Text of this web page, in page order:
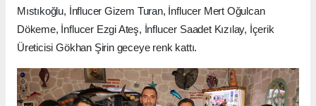
Mıstıkoğlu, İnflucer Gizem Turan, İnflucer Mert Oğulcan
Dökeme, İnflucer Ezgi Ateş, İnflucer Saadet Kızılay, İçerik
Üreticisi Gökhan Şirin geceye renk kattı.